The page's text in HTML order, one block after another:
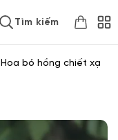
Tìm kiếm
Hoa bó hồng chiết xạ